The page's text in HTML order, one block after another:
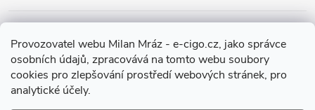
Provozovatel webu Milan Mráz - e-cigo.cz, jako správce
osobních údajů, zpracovává na tomto webu soubory
cookies pro zlepšování prostředí webových stránek, pro
analytické účely.
Facebook